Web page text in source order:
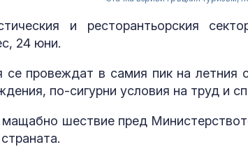
и ресторантьорския
24 юни.
се провеждат в самия пик на летния
по-сигурни условия на труд и
мащабно шествие пред